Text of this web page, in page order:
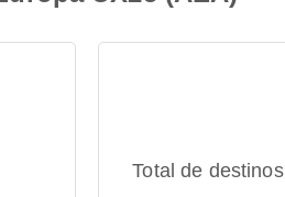
Total de destinos